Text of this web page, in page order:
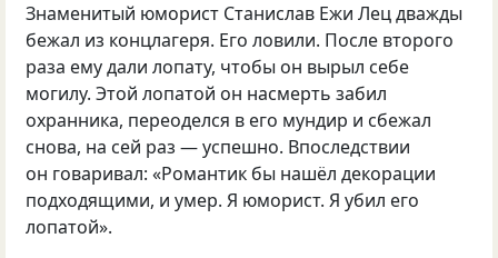
Знаменитый юморист Станислав Ежи Лец дважды
бежал из концлагеря. Его ловили. После второго
раза ему дали лопату, чтобы он вырыл себе
могилу. Этой лопатой он насмерть забил
охранника, переоделся в его мундир и сбежал
снова, на сей раз — успешно. Впоследствии
он говаривал: «Романтик бы нашёл декорации
подходящими, и умер. Я юморист. Я убил его
лопатой».